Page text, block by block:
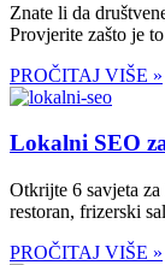
Znate li da
Provjerite zašto je
PROČITAJ VIŠE »
Lokalni SEO
Otkrijte 6 savjeta
restoran, frizerski
PROČITAJ VIŠE »